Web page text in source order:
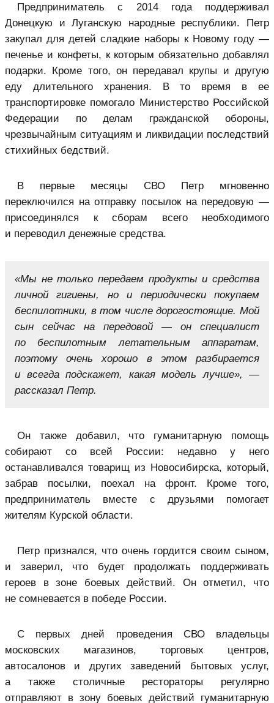
Предприниматель с 2014 года поддерживал
Донецкую и Луганскую народные республики. Петр
закупал для детей сладкие наборы к Новому году —
печенье и конфеты, к которым обязательно добавлял
подарки. Кроме того, он передавал крупы и другую
еду длительного хранения. В то время в ее
транспортировке помогало Министерство Российской
Федерации по делам гражданской обороны,
чрезвычайным ситуациям и ликвидации последствий
стихийных бедствий.
В первые месяцы СВО Петр мгновенно
переключился на отправку посылок на передовую —
присоединялся к сборам всего необходимого
и переводил денежные средства.
«Мы не только передаем продукты и средства
личной гигиены, но и периодически покупаем
беспилотники, в том числе дорогостоящие. Мой
сын сейчас на передовой — он специалист
по беспилотным летательным аппаратам,
поэтому очень хорошо в этом разбирается
и всегда подскажет, какая модель лучше», —
рассказал Петр.
Он также добавил, что гуманитарную помощь
собирают со всей России: недавно у него
останавливался товарищ из Новосибирска, который,
забрав посылки, поехал на фронт. Кроме того,
предприниматель вместе с друзьями помогает
жителям Курской области.
Петр признался, что очень гордится своим сыном,
и заверил, что будет продолжать поддерживать
героев в зоне боевых действий. Он отметил, что
не сомневается в победе России.
С первых дней проведения СВО владельцы
московских магазинов, торговых центров,
автосалонов и других заведений бытовых услуг,
а также столичные рестораторы регулярно
отправляют в зону боевых действий гуманитарную